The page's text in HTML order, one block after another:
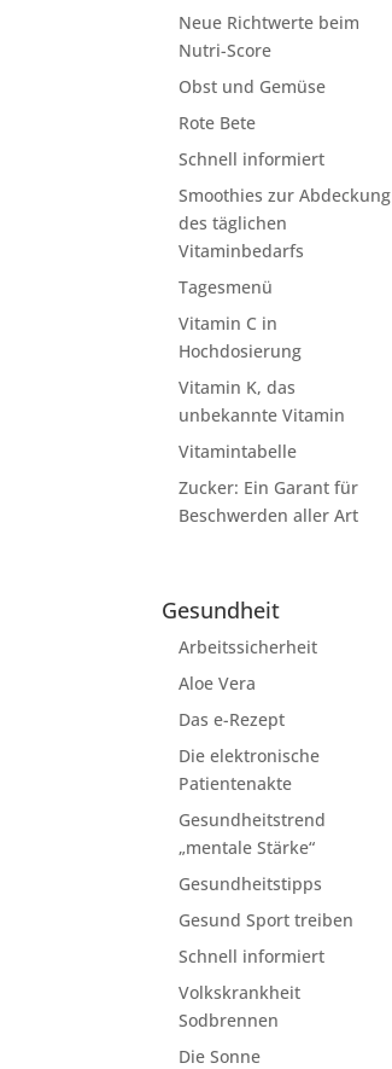
Neue Richtwerte beim
Nutri-Score
Obst und Gemüse
Rote Bete
Schnell informiert
Smoothies zur Abdeckung
des täglichen
Vitaminbedarfs
Tagesmenü
Vitamin C in
Hochdosierung
Vitamin K, das
unbekannte Vitamin
Vitamintabelle
Zucker: Ein Garant für
Beschwerden aller Art
Gesundheit
Arbeitssicherheit
Aloe Vera
Das e-Rezept
Die elektronische
Patientenakte
Gesundheitstrend
„mentale Stärke“
Gesundheitstipps
Gesund Sport treiben
Schnell informiert
Volkskrankheit
Sodbrennen
Die Sonne